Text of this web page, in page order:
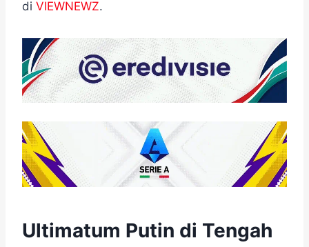
di VIEWNEWZ.
Ultimatum Putin di Tengah